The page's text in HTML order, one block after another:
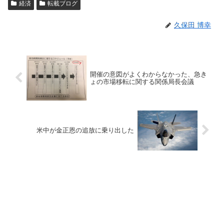
経済 転載ブログ
久保田 博幸
開催の意図がよくわからなかった、急き
ょの市場移転に関する関係局長会議
米中が金正恩の追放に乗り出した